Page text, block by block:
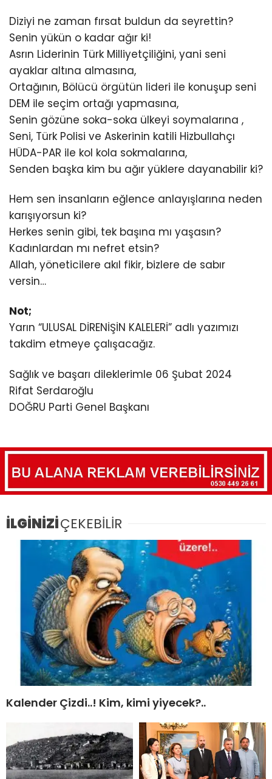
Diziyi ne zaman fırsat buldun da seyrettin?
Senin yükün o kadar ağır ki!
Asrın Liderinin Türk Milliyetçiliğini, yani seni
ayaklar altına almasına,
Ortağının, Bölücü örgütün lideri ile konuşup seni
DEM ile seçim ortağı yapmasına,
Senin gözüne soka-soka ülkeyi soymalarına ,
Seni, Türk Polisi ve Askerinin katili Hizbullahçı
HÜDA-PAR ile kol kola sokmalarına,
Senden başka kim bu ağır yüklere dayanabilir ki?
Hem sen insanların eğlence anlayışlarına neden
karışıyorsun ki?
Herkes senin gibi, tek başına mı yaşasın?
Kadınlardan mı nefret etsin?
Allah, yöneticilere akıl fikir, bizlere de sabır
versin…
Not;
Yarın “ULUSAL DİRENİŞİN KALELERİ” adlı yazımızı
takdim etmeye çalışacağız.
Sağlık ve başarı dileklerimle 06 Şubat 2024
Rifat Serdaroğlu
DOĞRU Parti Genel Başkanı
İLGİNİZİÇEKEBİLİR
Kalender Çizdi..! Kim, kimi yiyecek?..